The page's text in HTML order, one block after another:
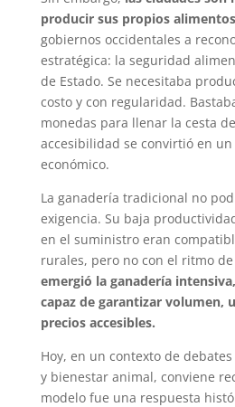
producir sus propios alimentos
gobiernos occidentales a
estratégica: la seguridad
de Estado. Se necesitaba
costo y con regularidad.
monedas para llenar la cesta
accesibilidad se convirtió en
económico.
La ganadería tradicional no
exigencia. Su baja
en el suministro eran
rurales, pero no con el ritmo
emergió la ganadería
capaz de garantizar volumen,
precios accesibles.
Hoy, en un contexto de
y bienestar animal, conviene
modelo fue una respuesta